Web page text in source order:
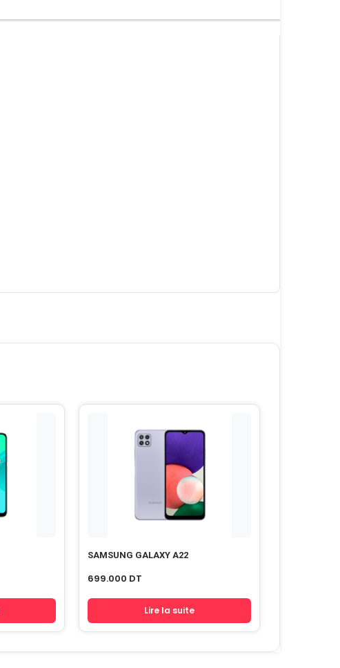
SAMSUNG GALAXY A22
699.000 DT
Lire la suite